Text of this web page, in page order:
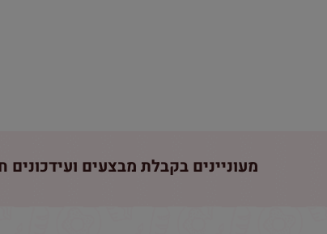
מעוניינים בקבלת מבצעים ועידכונים